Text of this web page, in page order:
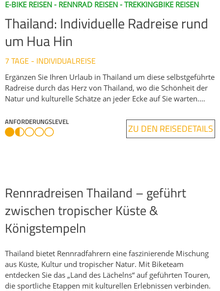
E-BIKE REISEN - RENNRAD REISEN - TREKKINGBIKE REISEN
Thailand: Individuelle Radreise rund
um Hua Hin
7 TAGE - INDIVIDUALREISE
Ergänzen Sie Ihren Urlaub in Thailand um diese selbstgeführte
Radreise durch das Herz von Thailand, wo die Schönheit der
Natur und kulturelle Schätze an jeder Ecke auf Sie warten.
Freizeitradler sind, diese spannende und abwechlsungsreiche,
selbstgeführte Tour durch Regenwald- und
Mangrovenlandschaften, ist das "i-Tüpfelchen" Ihres Thailand-
Massentourismus - zum Beispiel entlang ruhiger Seen und
durch die Nationalparks Kaeng Krachan und Sam Roi Yot.
Optional bietet sich ein Kajakabenteuer durch den Dschungel
oder eine Wanderung zur Phraya Nakhon Höhle an. Tauchen
Sie ein in den lebendigen Mangrovenwald und genießen Sie
den Strand der Dolphin Bay und lassen Sie die Radwoche auf
dem bekannten Nachtmarkt von Hua Hin ausklingen.
ANFORDERUNGSLEVEL
ZU DEN REISEDETAILS
Rennradreisen Thailand – geführt
zwischen tropischer Küste &
Königstempeln
Thailand bietet Rennradfahrern eine faszinierende Mischung
aus Küste, Kultur und tropischer Natur. Mit Biketeam
entdecken Sie das „Land des Lächelns“ auf geführten Touren,
die sportliche Etappen mit kulturellen Erlebnissen verbinden.